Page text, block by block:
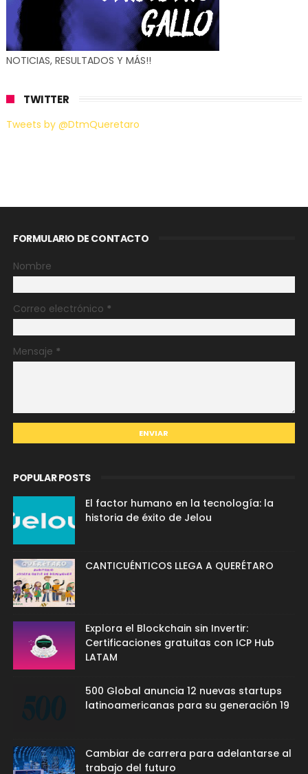
NOTICIAS, RESULTADOS Y MÁS!!
TWITTER
Tweets by @DtmQueretaro
FORMULARIO DE CONTACTO
Nombre
Correo electrónico *
Mensaje *
POPULAR POSTS
El factor humano en la tecnología: la
historia de éxito de Jelou
CANTICUÉNTICOS LLEGA A QUERÉTARO
Explora el Blockchain sin Invertir:
Certificaciones gratuitas con ICP Hub
LATAM
500 Global anuncia 12 nuevas startups
latinoamericanas para su generación 19
Cambiar de carrera para adelantarse al
trabajo del futuro